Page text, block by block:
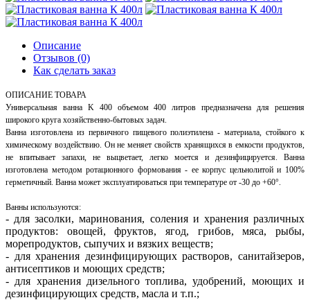
Описание
Отзывов (0)
Как сделать заказ
ОПИСАНИЕ ТОВАРА
Универсальная ванна K 400 объемом 400 литров предназначена для решения
широкого круга хозяйственно-бытовых задач.
Ванна изготовлена из первичного пищевого полиэтилена - материала, стойкого к
химическому воздействию. Он не меняет свойств хранящихся в емкости продуктов,
не впитывает запахи, не выцветает, легко моется и дезинфицируется. Ванна
изготовлена методом ротационного формования - ее корпус цельнолитой и 100%
герметичный. Ванна может эксплуатироваться при температуре от -30 до +60°.
Ванны используются:
- для засолки, маринования, соления и хранения различных
продуктов: овощей, фруктов, ягод, грибов, мяса, рыбы,
морепродуктов, сыпучих и вязких веществ;
- для хранения дезинфицирующих растворов, санитайзеров,
антисептиков и моющих средств;
- для хранения дизельного топлива, удобрений, моющих и
дезинфицирующих средств, масла и т.п.;